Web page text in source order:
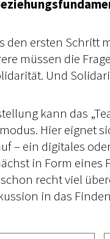
den ersten Schritt
müssen die
Und
kann das
Hier eignet
– ein digitales
in Form eines
recht viel
in das